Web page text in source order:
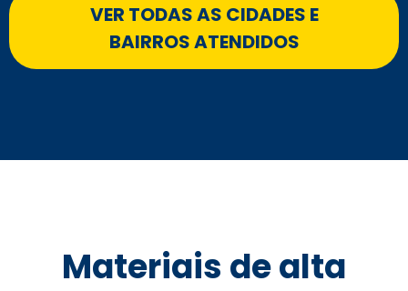
VER TODAS AS CIDADES E
BAIRROS ATENDIDOS
Materiais de alta